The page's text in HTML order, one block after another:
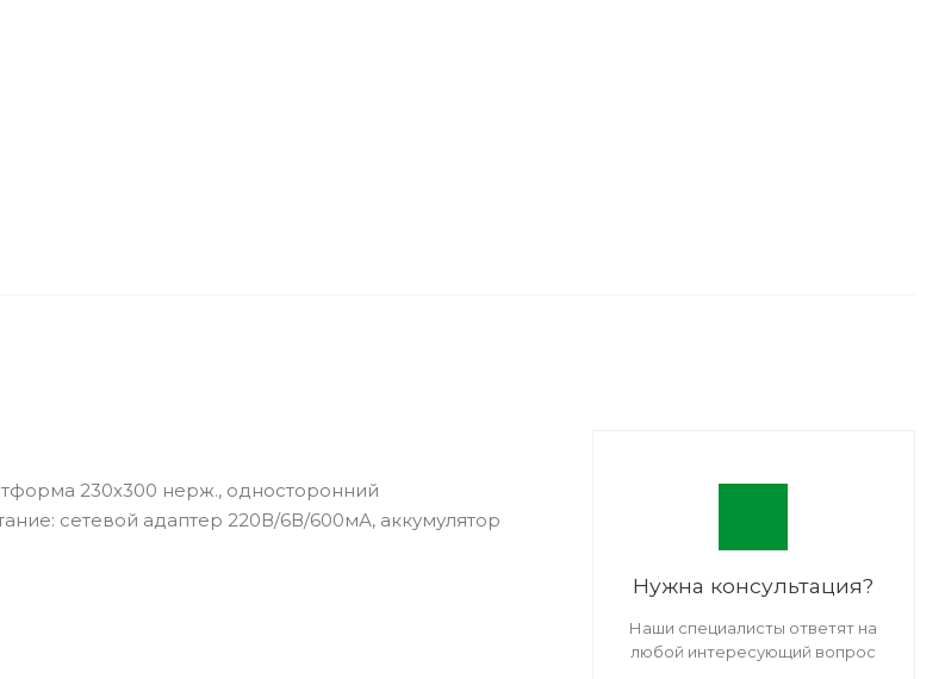
Нужна консультация?
Наши специалисты ответят на
любой интересующий вопрос
230х300 нерж., односторонний
сетевой адаптер 220В/6В/600мА, аккумулятор